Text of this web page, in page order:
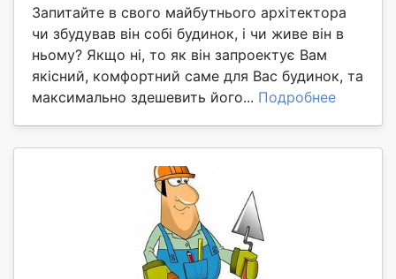
Запитайте в свого майбутнього архітектора
чи збудував він собі будинок, і чи живе він в
ньому? Якщо ні, то як він запроектує Вам
якісний, комфортний саме для Вас будинок, та
максимально здешевить його... Подробнее